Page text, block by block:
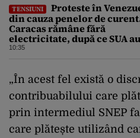
TENSIUNI
Proteste în
din cauza penelor de
Caracas rămâne fără
electricitate, după ce SUA au
promis modernizarea rețelei
10:35
„În acest fel există o
contribuabilului care
prin intermediul SNEP
care plătește utilizând